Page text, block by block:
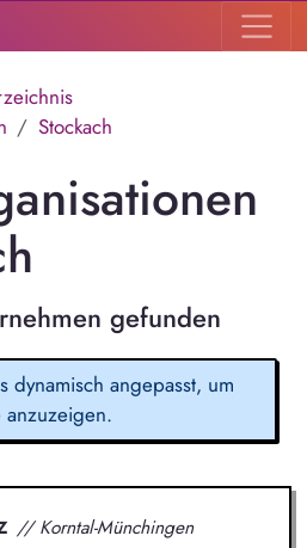
Stockach
gefunden
angepasst, um
anzuzeigen.
// Korntal-Münchingen